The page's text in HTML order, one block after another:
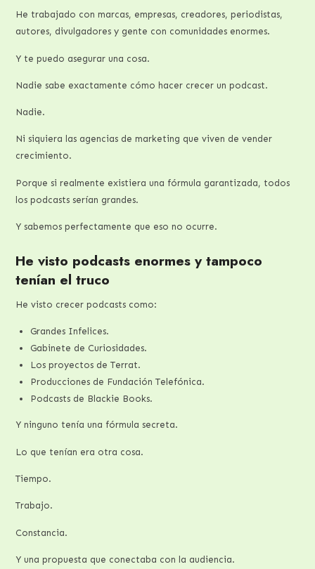
He trabajado con marcas, empresas, creadores, periodistas,
autores, divulgadores y gente con comunidades enormes.
Y te puedo asegurar una cosa.
Nadie sabe exactamente cómo hacer crecer un podcast.
Nadie.
Ni siquiera las agencias de marketing que viven de vender
crecimiento.
Porque si realmente existiera una fórmula garantizada, todos
los podcasts serían grandes.
Y sabemos perfectamente que eso no ocurre.
He visto podcasts enormes y tampoco
tenían el truco
He visto crecer podcasts como:
Grandes Infelices.
Gabinete de Curiosidades.
Los proyectos de Terrat.
Producciones de Fundación Telefónica.
Podcasts de Blackie Books.
Y ninguno tenía una fórmula secreta.
Lo que tenían era otra cosa.
Tiempo.
Trabajo.
Constancia.
Y una propuesta que conectaba con la audiencia.